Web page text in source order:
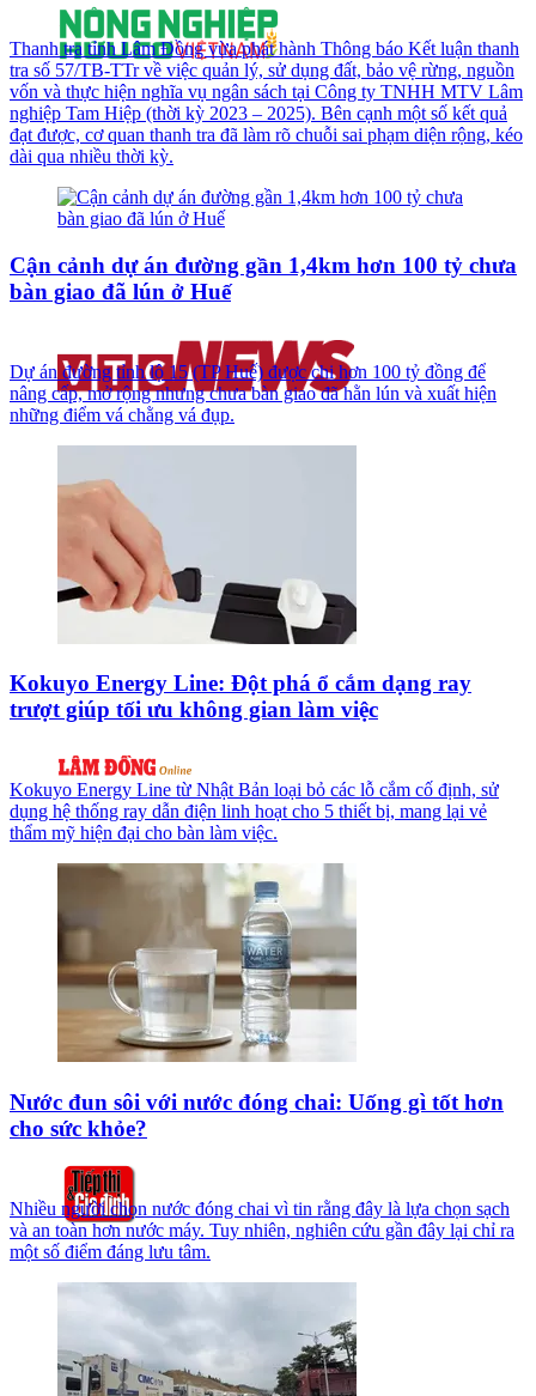
Thanh tra tỉnh Lâm Đồng vừa phát hành Thông báo Kết luận thanh
tra số 57/TB-TTr về việc quản lý, sử dụng đất, bảo vệ rừng, nguồn
vốn và thực hiện nghĩa vụ ngân sách tại Công ty TNHH MTV Lâm
nghiệp Tam Hiệp (thời kỳ 2023 – 2025). Bên cạnh một số kết quả
đạt được, cơ quan thanh tra đã làm rõ chuỗi sai phạm diện rộng, kéo
dài qua nhiều thời kỳ.
Cận cảnh dự án đường gần 1,4km hơn 100 tỷ chưa
bàn giao đã lún ở Huế
Dự án đường tỉnh lộ 15 (TP Huế) được chi hơn 100 tỷ đồng để
nâng cấp, mở rộng nhưng chưa bàn giao đã hằn lún và xuất hiện
những điểm vá chằng vá đụp.
Kokuyo Energy Line: Đột phá ổ cắm dạng ray
trượt giúp tối ưu không gian làm việc
Kokuyo Energy Line từ Nhật Bản loại bỏ các lỗ cắm cố định, sử
dụng hệ thống ray dẫn điện linh hoạt cho 5 thiết bị, mang lại vẻ
thẩm mỹ hiện đại cho bàn làm việc.
Nước đun sôi với nước đóng chai: Uống gì tốt hơn
cho sức khỏe?
Nhiều người chọn nước đóng chai vì tin rằng đây là lựa chọn sạch
và an toàn hơn nước máy. Tuy nhiên, nghiên cứu gần đây lại chỉ ra
một số điểm đáng lưu tâm.